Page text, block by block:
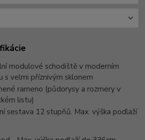
modulové schodiště v moderním
s velmi příznivým sklonem
rameno (půdorysy a rozmery v
listu)
sestava 12 stupňů. Max. výška podlaží